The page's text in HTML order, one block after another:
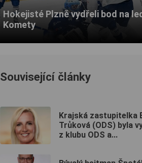
Hokejisté Plzně vydřeli bod na
Komety
Související články
Krajská zastupitelka
Trůková (ODS) byla
z klubu ODS a...